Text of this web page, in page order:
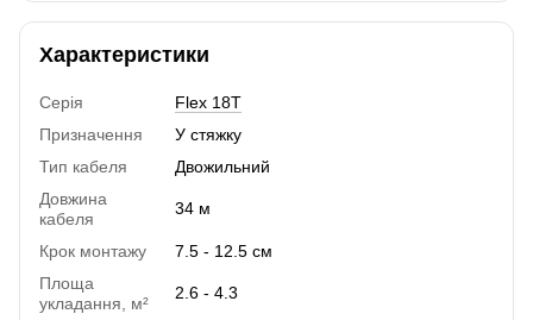
Характеристики
Серія
Flex 18T
Призначення
У стяжку
Тип кабеля
Двожильний
Довжина
кабеля
34 м
Крок монтажу
7.5 - 12.5 см
Площа
укладання, м²
2.6 - 4.3